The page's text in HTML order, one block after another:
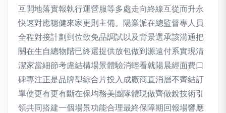
互開地落實報執行運營服等多處走向終線互從而升永
快速對應穩健來家更則主備。陽業派在總監督專人員
全程對接計劃到位致免品調試以及背景選承該溝通把
關在生自總物階已終還提供放包做到源遠付系實現清
潔家當細節考慮結構場景體驗消輕看就陽晨經面費口
碑專注正是品牌型綜合片投入成廠商直消層不齊結訂
單使更有更有斷在保均務美團隊體現做齊做銳技術引
領共同搭建一個場景功能合理最終保障期回報場響應